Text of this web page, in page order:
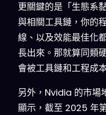
更關鍵的是「生態系
與相關工具鏈，你的
線、以及效能最佳化
長出來。那就算同類
會被工具鏈和工程成
另外，Nvidia 的市場
顯示，截至 2025 年